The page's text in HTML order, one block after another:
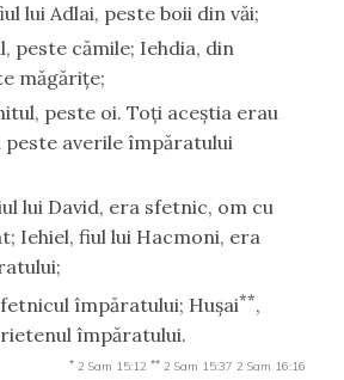
lui Adlai, peste boii din văi;
peste cămile; Iehdia, din
măgăriţe;
peste oi. Toţi aceştia erau
averile împăratului
lui David, era sfetnic, om cu
Iehiel, fiul lui Hacmoni, era
împăratului; Huşai**,
împăratului.
* 2 Sam 15:12 ** 2 Sam 15:37 2 Sam 16:16